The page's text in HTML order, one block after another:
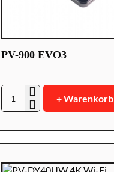
PV-900 EVO3
PV-
EVO3
+ Warenkorb